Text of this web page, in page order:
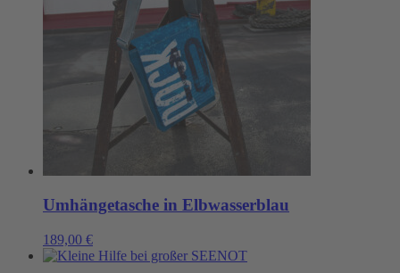
Umhängetasche in Elbwasserblau
189,00 €